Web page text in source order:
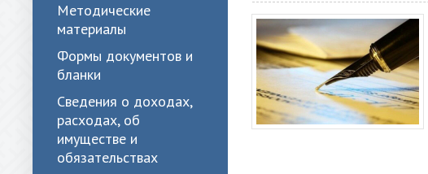
Методические
материалы
Формы документов и
бланки
Сведения о доходах,
расходах, об
имуществе и
обязательствах